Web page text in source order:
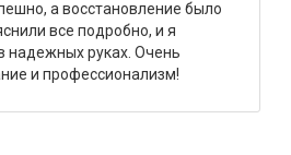
а восстановление было
все подробно, и я
надежных руках. Очень
и профессионализм!